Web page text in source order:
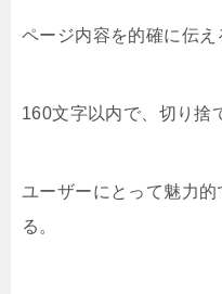
ページ内容を的確に伝え
160文字以内で、切り捨
ユーザーにとって魅力
る。